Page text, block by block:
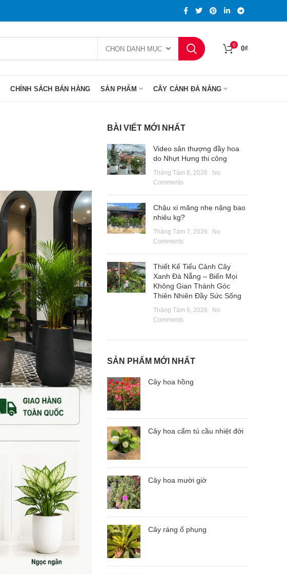
CHỌN DANH MỤC
0 0₫
CHÍNH SÁCH BÁN HÀNG SẢN PHẨM CÂY CẢNH ĐÀ NẴNG
BÀI VIẾT MỚI NHẤT
Video sân thượng đầy hoa
do Nhựt Hưng thi công
Tháng Tám 8, 2026
No
Comments
Chậu xi măng nhẹ nặng bao
nhiêu kg?
Tháng Tám 7, 2026
No
Comments
Thiết Kế Tiểu Cảnh Cây
Xanh Đà Nẵng – Biến Mọi
Không Gian Thành Góc
Thiên Nhiên Đầy Sức Sống
Tháng Tám 6, 2026
No
Comments
SẢN PHẨM MỚI NHẤT
Cây hoa hồng
Cây hoa cẩm tú cầu nhiệt đới
Cây hoa mười giờ
Cây ráng ổ phụng